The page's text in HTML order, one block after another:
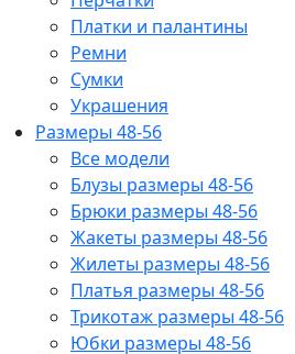
Платки и палантины
Ремни
Сумки
Украшения
Размеры 48-56
Все модели
Блузы размеры 48-56
Брюки размеры 48-56
Жакеты размеры 48-56
Жилеты размеры 48-56
Платья размеры 48-56
Трикотаж размеры 48-56
Юбки размеры 48-56